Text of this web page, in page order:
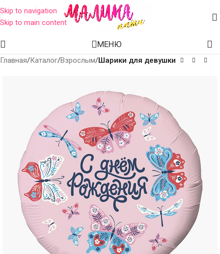
Skip to navigation
Skip to main content
МЕНЮ
Главная Каталог Взрослым Шарики для девушки